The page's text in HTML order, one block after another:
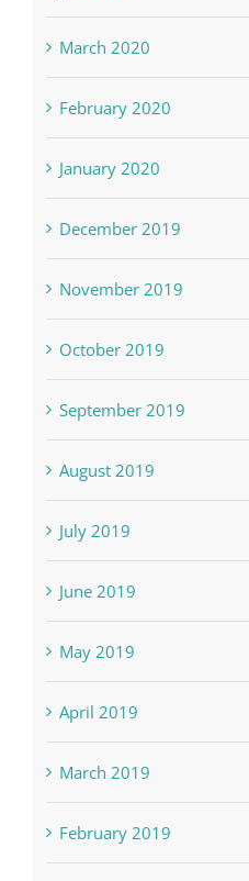
March 2020
February 2020
January 2020
December 2019
November 2019
October 2019
September 2019
August 2019
July 2019
June 2019
May 2019
April 2019
March 2019
February 2019